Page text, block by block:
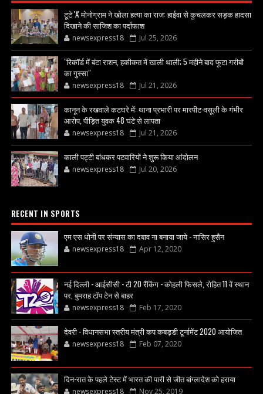
टूटे 'A' मोनोग्राम ने खोला हत्या का राज: हाईवा से कुचलकर सड़क हादसा
दिखाने की साजिश का पर्दाफाश
newsexpress18 Jul 25, 2026
"रिकॉर्ड में बंटा राशन, हकीकत में खाली थाली; 5 महीने बाद फूटा गरीबों
का गुस्सा"
newsexpress18 Jul 21, 2026
कानून के रखवाले कटघरे में: थाना प्रभारी पर मारपीट-वसूली के गंभीर
आरोप, पीड़ित युवक 48 घंटे से लापता
newsexpress18 Jul 21, 2026
काली पट्टी बांधकर पटवारियों ने शुरू किया आंदोलन
newsexpress18 Jul 20, 2026
RECENT IN SPORTS
एम एस धोनी पर संन्यास का दबाव ना बनाया जाये - नासिर हुसैन
newsexpress18 Apr 12, 2020
नई दिल्ली - आईसीसी - टी 20 रैंकिंग - कोहली फिसले, रोहित 11 वें स्थान
पर, बुमराह टॉप टेन से बाहर
newsexpress18 Feb 17, 2020
देवरी - विधानसभा स्तरीय मंत्री कप कबड्डी टूर्नामेंट 2020 आयोजित
newsexpress18 Feb 07, 2020
दिन-रात के पहले टेस्ट में भारत की पारी से जीत बांग्लादेश को हराया
newsexpress18 Nov 25, 2019